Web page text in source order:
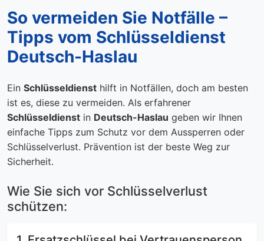
So vermeiden Sie Notfälle –
Tipps vom Schlüsseldienst
Deutsch-Haslau
Ein Schlüsseldienst hilft in Notfällen, doch am besten
ist es, diese zu vermeiden. Als erfahrener
Schlüsseldienst in Deutsch-Haslau geben wir Ihnen
einfache Tipps zum Schutz vor dem Aussperren oder
Schlüsselverlust. Prävention ist der beste Weg zur
Sicherheit.
Wie Sie sich vor Schlüsselverlust
schützen: